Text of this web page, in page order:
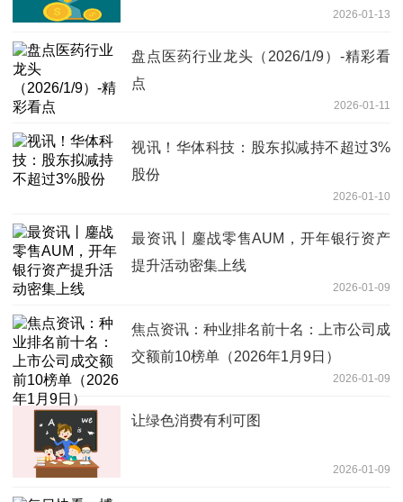
2026-01-13
盘点医药行业龙头（2026/1/9）-精彩看
点
2026-01-11
视讯！华体科技：股东拟减持不超过3%
股份
2026-01-10
最资讯丨鏖战零售AUM，开年银行资产
提升活动密集上线
2026-01-09
焦点资讯：种业排名前十名：上市公司成
交额前10榜单（2026年1月9日）
2026-01-09
让绿色消费有利可图
2026-01-09